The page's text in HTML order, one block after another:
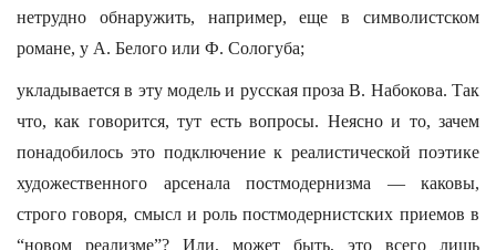
нетрудно обнаружить, например, еще в символистском
романе, у А. Белого или Ф. Сологуба;
укладывается в эту модель и русская проза В. Набокова. Так
что, как говорится, тут есть вопросы. Неясно и то, зачем
понадобилось это подключение к реалистической поэтике
художественного арсенала постмодернизма — каковы,
строго говоря, смысл и роль постмодернистских приемов в
“новом реализме”? Или, может быть, это всего лишь